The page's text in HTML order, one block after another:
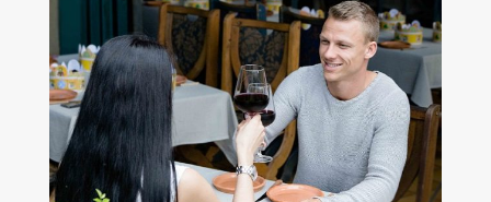
variációja
van.
A
változatok
a
termékoldalon
választhatók